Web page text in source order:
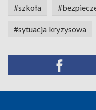
#szkoła
#sytuacja kryzysowa